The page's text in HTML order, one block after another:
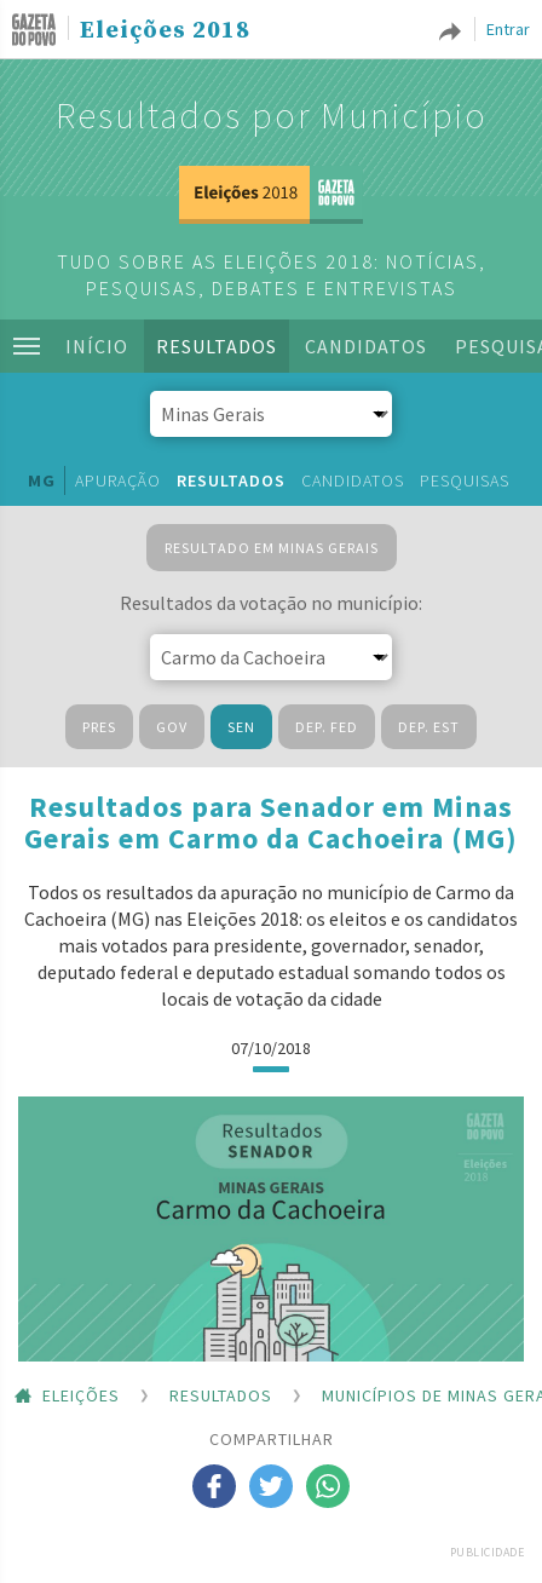
Entrar
Eleições 2018
Resultados por Município
TUDO SOBRE AS ELEIÇÕES 2018: NOTÍCIAS,
PESQUISAS, DEBATES E ENTREVISTAS
INÍCIO RESULTADOS CANDIDATOS
MG APURAÇÃO RESULTADOS CANDIDATOS PESQUISAS
RESULTADO EM MINAS GERAIS
Resultados da votação no município:
PRES GOV SEN DEP. FED DEP. EST
Resultados para Senador em Minas
Gerais em Carmo da Cachoeira (MG)
Todos os resultados da apuração no município de Carmo da
Cachoeira (MG) nas Eleições 2018: os eleitos e os candidatos
mais votados para presidente, governador, senador,
deputado federal e deputado estadual somando todos os
locais de votação da cidade
07/10/2018
ELEIÇÕES RESULTADOS
MUNICÍPIOS DE MINAS
COMPARTILHAR
PUBLICIDADE